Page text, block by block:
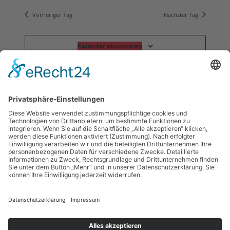
Vorheriger Tag Nächster Tag
Kalender abonnieren